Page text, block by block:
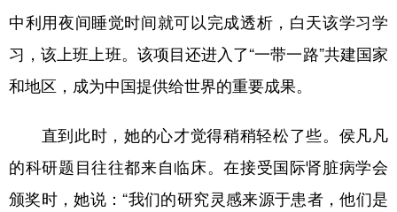
中利用夜间睡觉时间就可以完成透析，白天该学习学
习，该上班上班。该项目还进入了“一带一路”共建国家
和地区，成为中国提供给世界的重要成果。
直到此时，她的心才觉得稍稍轻松了些。侯凡凡
的科研题目往往都来自临床。在接受国际肾脏病学会
颁奖时，她说：“我们的研究灵感来源于患者，他们是